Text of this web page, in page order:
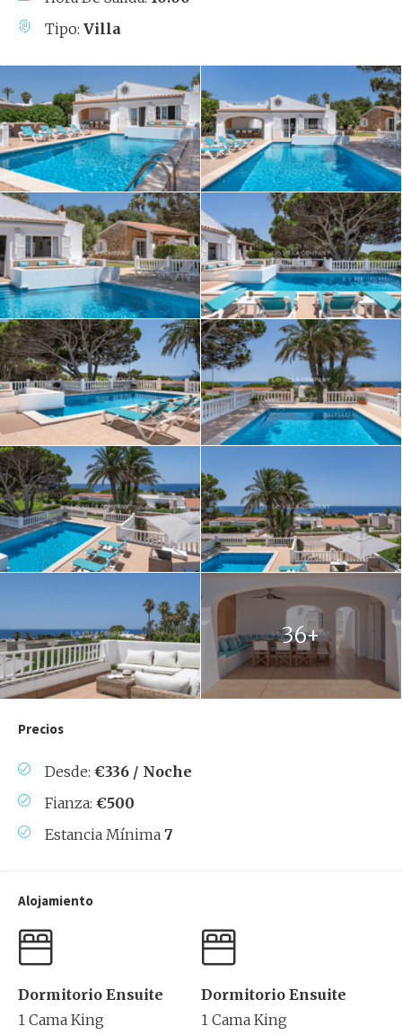
Tipo: Villa
36+
Precios
Desde: €336 / Noche
Fianza: €500
Estancia Mínima 7
Alojamiento
Dormitorio Ensuite
1 Cama King
Dormitorio Ensuite
1 Cama King